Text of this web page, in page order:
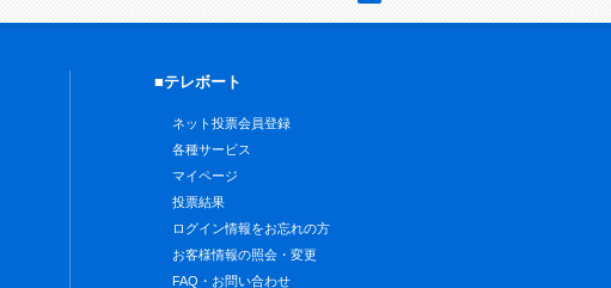
■テレボート
ネット投票会員登録
各種サービス
マイページ
投票結果
ログイン情報をお忘れの方
お客様情報の照会・変更
FAQ・お問い合わせ